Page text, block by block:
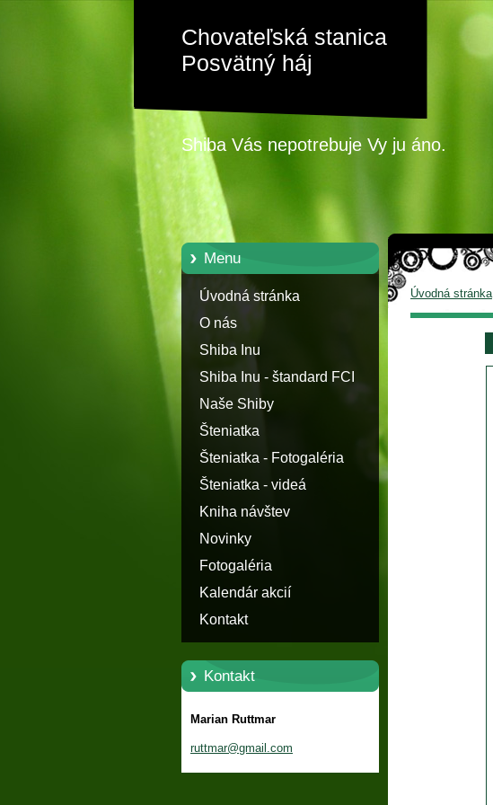
Chovateľská stanica
Posvätný háj
Shiba Vás nepotrebuje Vy ju áno.
Menu
Úvodná stránka
O nás
Shiba Inu
Shiba Inu - štandard FCI
Naše Shiby
Šteniatka
Šteniatka - Fotogaléria
Šteniatka - videá
Kniha návštev
Novinky
Fotogaléria
Kalendár akcií
Kontakt
Kontakt
Marian Ruttmar
ruttmar@gmail.com
Úvodná stránka